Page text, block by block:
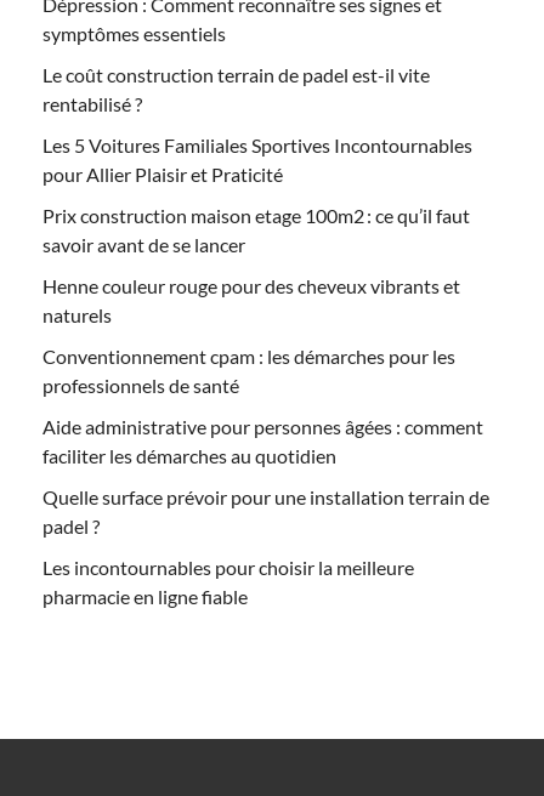
symptômes essentiels
Le coût construction terrain de padel est-il vite
rentabilisé ?
Les 5 Voitures Familiales Sportives Incontournables
pour Allier Plaisir et Praticité
Prix construction maison etage 100m2 : ce qu’il faut
savoir avant de se lancer
Henne couleur rouge pour des cheveux vibrants et
naturels
Conventionnement cpam : les démarches pour les
professionnels de santé
Aide administrative pour personnes âgées : comment
faciliter les démarches au quotidien
Quelle surface prévoir pour une installation terrain de
padel ?
Les incontournables pour choisir la meilleure
pharmacie en ligne fiable